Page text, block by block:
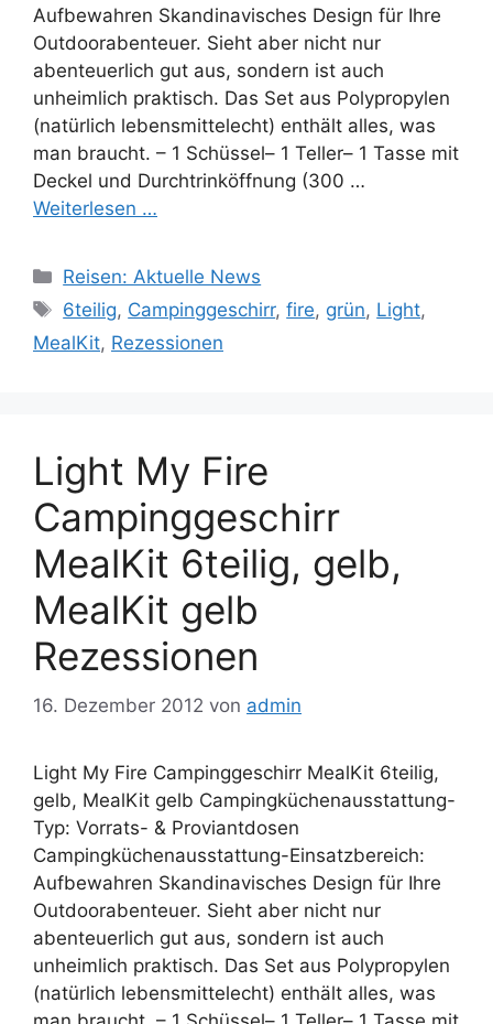
Aufbewahren Skandinavisches Design für Ihre
Outdoorabenteuer. Sieht aber nicht nur
abenteuerlich gut aus, sondern ist auch
unheimlich praktisch. Das Set aus Polypropylen
(natürlich lebensmittelecht) enthält alles, was
man braucht. – 1 Schüssel– 1 Teller– 1 Tasse mit
Deckel und Durchtrinköffnung (300 …
Weiterlesen …
Kategorien
Reisen: Aktuelle News
Schlagwörter
6teilig, Campinggeschirr,fire, grün, Light,
MealKit, Rezessionen
Light My Fire
Campinggeschirr
MealKit 6teilig, gelb,
MealKit gelb
Rezessionen
16. Dezember 2012 von admin
Light My Fire Campinggeschirr MealKit 6teilig,
gelb, MealKit gelb Campingküchenausstattung-
Typ: Vorrats- & Proviantdosen
Campingküchenausstattung-Einsatzbereich:
Aufbewahren Skandinavisches Design für Ihre
Outdoorabenteuer. Sieht aber nicht nur
abenteuerlich gut aus, sondern ist auch
unheimlich praktisch. Das Set aus Polypropylen
(natürlich lebensmittelecht) enthält alles, was